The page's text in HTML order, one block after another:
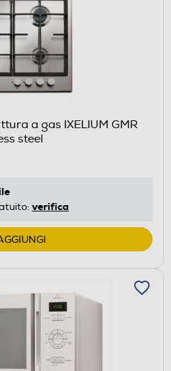
a gas IXELIUM GMR
steel
verifica